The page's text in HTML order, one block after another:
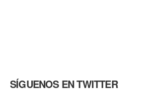
SÍGUENOS EN TWITTER